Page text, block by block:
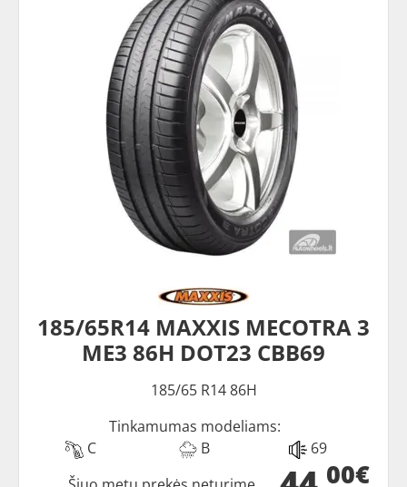
185/65R14 MAXXIS MECOTRA 3
ME3 86H DOT23 CBB69
185/65 R14 86H
Tinkamumas modeliams:
C
B 69
00€